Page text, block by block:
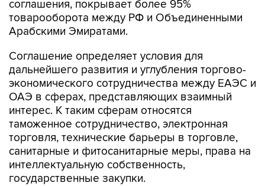
соглашения, покрывает более 95%
товарооборота между РФ и Объединенными
Арабскими Эмиратами.
Соглашение определяет условия для
дальнейшего развития и углубления торгово-
экономического сотрудничества между ЕАЭС и
ОАЭ в сферах, представляющих взаимный
интерес. К таким сферам относятся
таможенное сотрудничество, электронная
торговля, технические барьеры в торговле,
санитарные и фитосанитарные меры, права на
интеллектуальную собственность,
государственные закупки.